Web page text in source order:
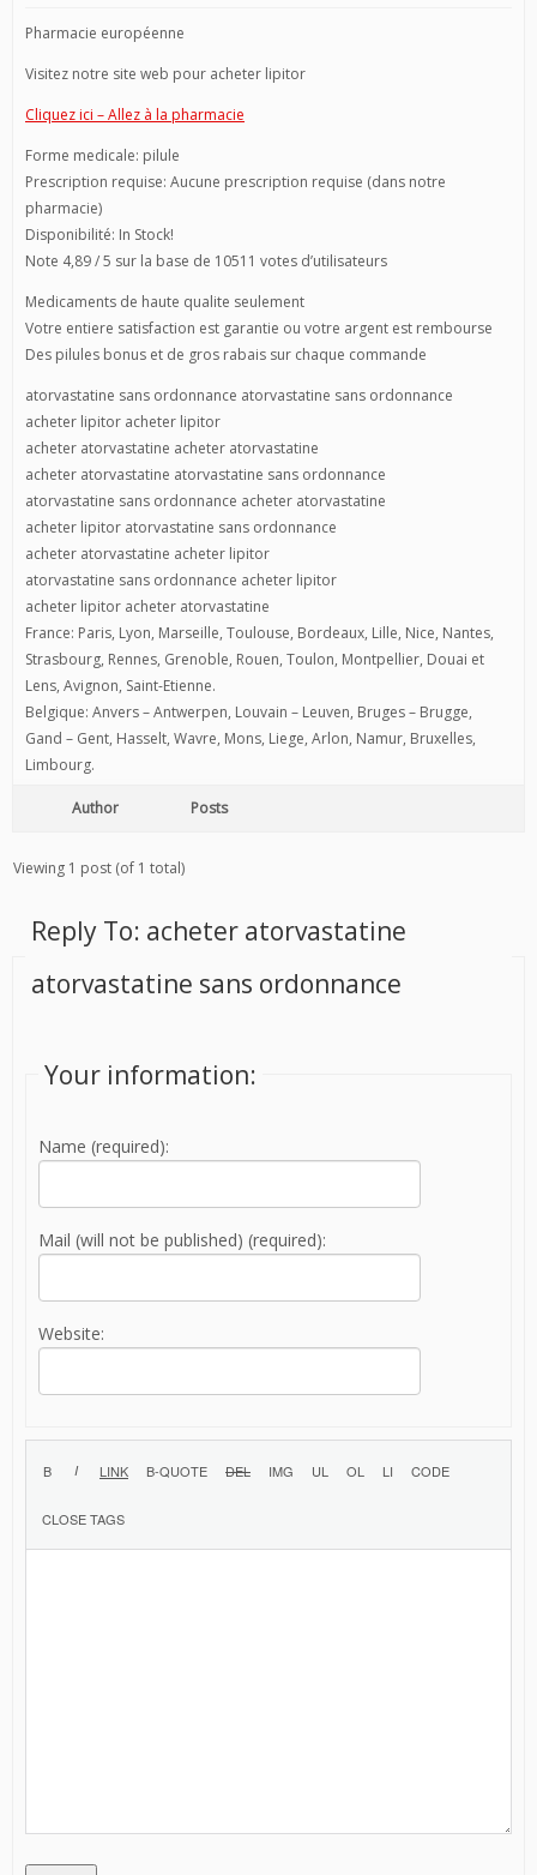
Pharmacie européenne
Visitez notre site web pour acheter lipitor
Cliquez ici – Allez à la pharmacie
Forme medicale: pilule
Prescription requise: Aucune prescription requise (dans notre
pharmacie)
Disponibilité: In Stock!
Note 4,89 / 5 sur la base de 10511 votes d’utilisateurs
Medicaments de haute qualite seulement
Votre entiere satisfaction est garantie ou votre argent est rembourse
Des pilules bonus et de gros rabais sur chaque commande
atorvastatine sans ordonnance atorvastatine sans ordonnance
acheter lipitor acheter lipitor
acheter atorvastatine acheter atorvastatine
acheter atorvastatine atorvastatine sans ordonnance
atorvastatine sans ordonnance acheter atorvastatine
acheter lipitor atorvastatine sans ordonnance
acheter atorvastatine acheter lipitor
atorvastatine sans ordonnance acheter lipitor
acheter lipitor acheter atorvastatine
France: Paris, Lyon, Marseille, Toulouse, Bordeaux, Lille, Nice, Nantes,
Strasbourg, Rennes, Grenoble, Rouen, Toulon, Montpellier, Douai et
Lens, Avignon, Saint-Etienne.
Belgique: Anvers – Antwerpen, Louvain – Leuven, Bruges – Brugge,
Gand – Gent, Hasselt, Wavre, Mons, Liege, Arlon, Namur, Bruxelles,
Limbourg.
Author Posts
Viewing 1 post (of 1 total)
Reply To: acheter atorvastatine
atorvastatine sans ordonnance
Your information:
Name (required):
Mail (will not be published) (required):
Website: